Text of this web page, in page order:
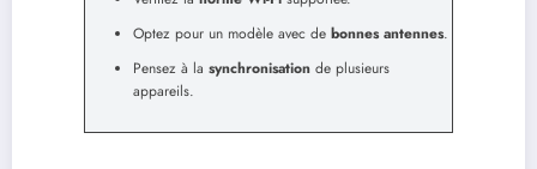
Optez pour un modèle avec de bonnes antennes.
Pensez à la synchronisation de plusieurs
appareils.